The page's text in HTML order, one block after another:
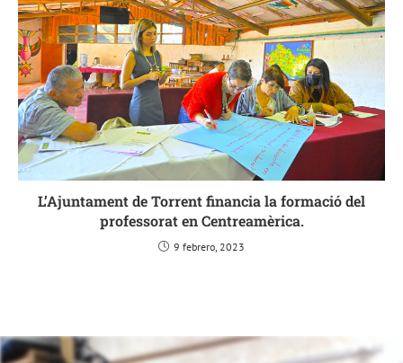
L’Ajuntament de Torrent financia la formació del
professorat en Centreamèrica.
9 febrero, 2023